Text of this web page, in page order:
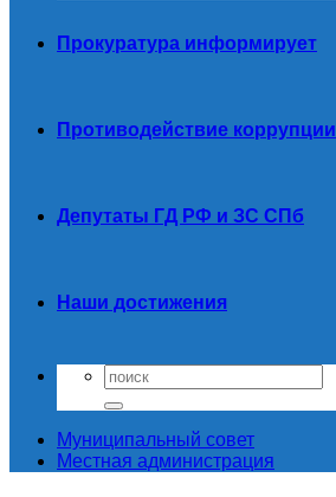
Прокуратура информирует
Противодействие коррупции
Депутаты ГД РФ и ЗС СПб
Наши достижения
Муниципальный совет
Местная администрация